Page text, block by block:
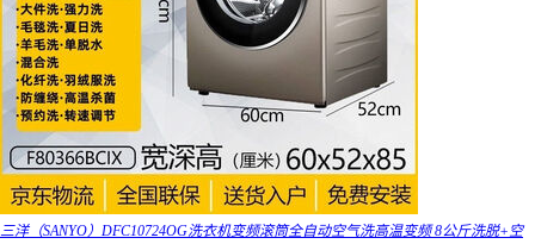
三洋（SANYO）DFC10724OG洗衣机变频滚筒全自动空气洗高温变频 8公斤洗脱+空